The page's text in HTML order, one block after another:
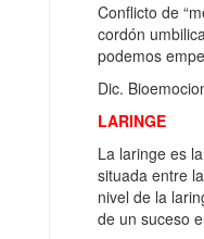
Conflicto de
cordón
podemos
Dic.
LARINGE
La laringe es
situada entre
nivel de la
de un suceso